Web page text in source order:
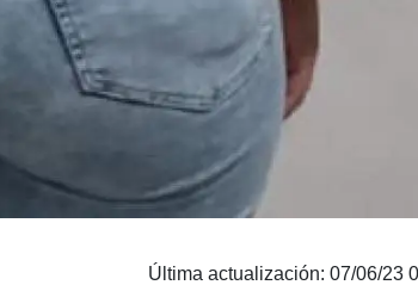
Última actualización: 07/06/23